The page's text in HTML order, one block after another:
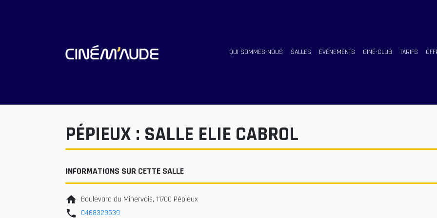
QUI SOMMES-NOUS SALLES ÉVÈNEMENTS CINÉ-CLUB TARIFS
PÉPIEUX : SALLE ELIE CABROL
INFORMATIONS SUR CETTE SALLE
home Boulevard du Minervois, 11700 Pépieux
phone 0468329539